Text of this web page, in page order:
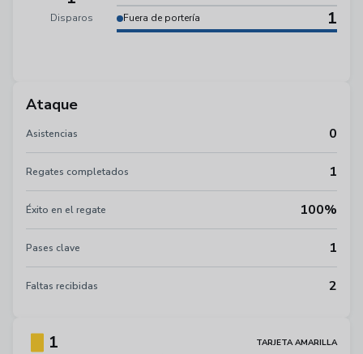
Disparos Fuera de portería 1
Ataque
Asistencias 0
Regates completados 1
Éxito en el regate 100%
Pases clave 1
Faltas recibidas 2
1 TARJETA AMARILLA